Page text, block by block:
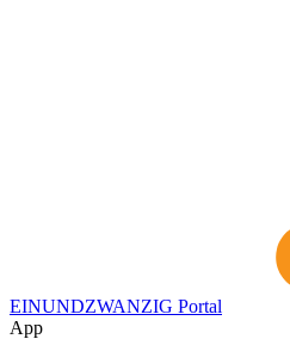
EINUNDZWANZIG Portal
App